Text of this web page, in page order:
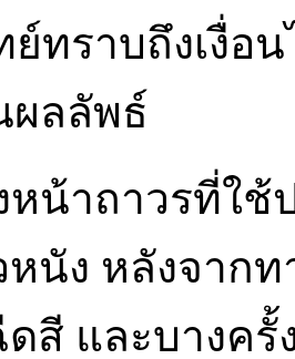
ทราบถึงเงื่อ
ผลลัพธ์
หน้าถาวรที่ใ
นัง หลังจาก
สี และบางค